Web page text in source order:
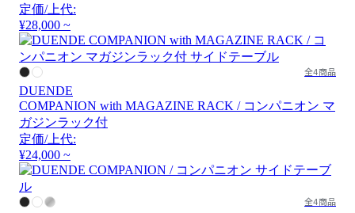
定価/上代:
¥28,000 ~
全4商品
DUENDE
COMPANION with MAGAZINE RACK / コンパニオン マ
ガジンラック付
定価/上代:
¥24,000 ~
全4商品